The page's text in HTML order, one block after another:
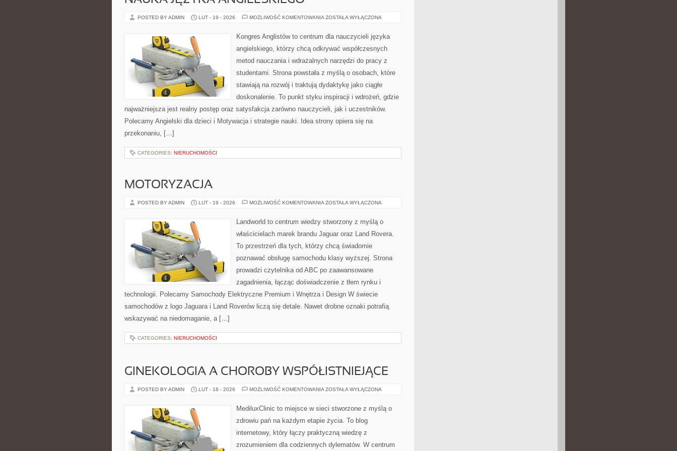
POSTED BY ADMIN LUT - 19 - 2026 MOŻLIWOŚĆ KOMENTOWANIA NAUKA
ZOSTAŁA WYŁĄCZONA
Kongres Anglistów to centrum dla nauczycieli języka
angielskiego, którzy chcą odkrywać współczesnych
metod nauczania i wdrażalnych narzędzi do pracy z
studentami. Strona powstała z myślą o osobach, które
stawiają na rozwój i traktują dydaktykę jako ciągłe
doskonalenie. To punkt styku inspiracji i wdrożeń, gdzie
najważniejsza jest realny postęp oraz satysfakcja zarówno nauczycieli, jak i uczestników.
Polecamy Angielski dla dzieci i Motywacja i strategie nauki. Idea strony opiera się na
przekonaniu, […]
CATEGORIES: NIERUCHOMOŚCI
MOTORYZACJA
POSTED BY ADMIN LUT - 19 - 2026 MOŻLIWOŚĆ KOMENTOWANIA MOTORYZACJA
ZOSTAŁA WYŁĄCZONA
Landworld to centrum wiedzy stworzony z myślą o
właścicielach marek brandu Jaguar oraz Land Rovera.
To przestrzeń dla tych, którzy chcą świadomie
poznawać obsługę samochodu klasy wyższej. Strona
prowadzi czytelnika od ABC po zaawansowane
zagadnienia, łącząc doświadczenie z tłem rynku i
technologii. Polecamy Samochody Elektryczne Premium i Wnętrza i Design W świecie
samochodów z logo Jaguara i Land Roverów liczą się detale. Nawet drobne oznaki potrafią
wskazywać na niedomaganie, a […]
CATEGORIES: NIERUCHOMOŚCI
GINEKOLOGIA A CHOROBY WSPÓŁISTNIEJĄCE
POSTED BY ADMIN LUT - 18 - 2026 MOŻLIWOŚĆ KOMENTOWANIA GINEKOLOGIA
WSPÓŁISTNIEJĄCE
ZOSTAŁA WYŁĄCZONA
MediluxClinic to miejsce w sieci stworzone z myślą o
zdrowiu pań na każdym etapie życia. To blog
internetowy, który łączy praktyczną wiedzę z
zrozumieniem dla codziennych dylematów. W centrum